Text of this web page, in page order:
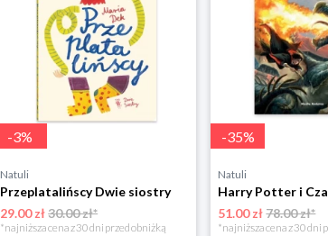
-3%
Natuli
Przeplatalińscy Dwie siostry
29.00 zł30.00 zł*
*najniższa cena z 30 dni przed obniżką
-35%
Natuli
51.00 zł78.00 zł*
*najniższa cena z 30 dni